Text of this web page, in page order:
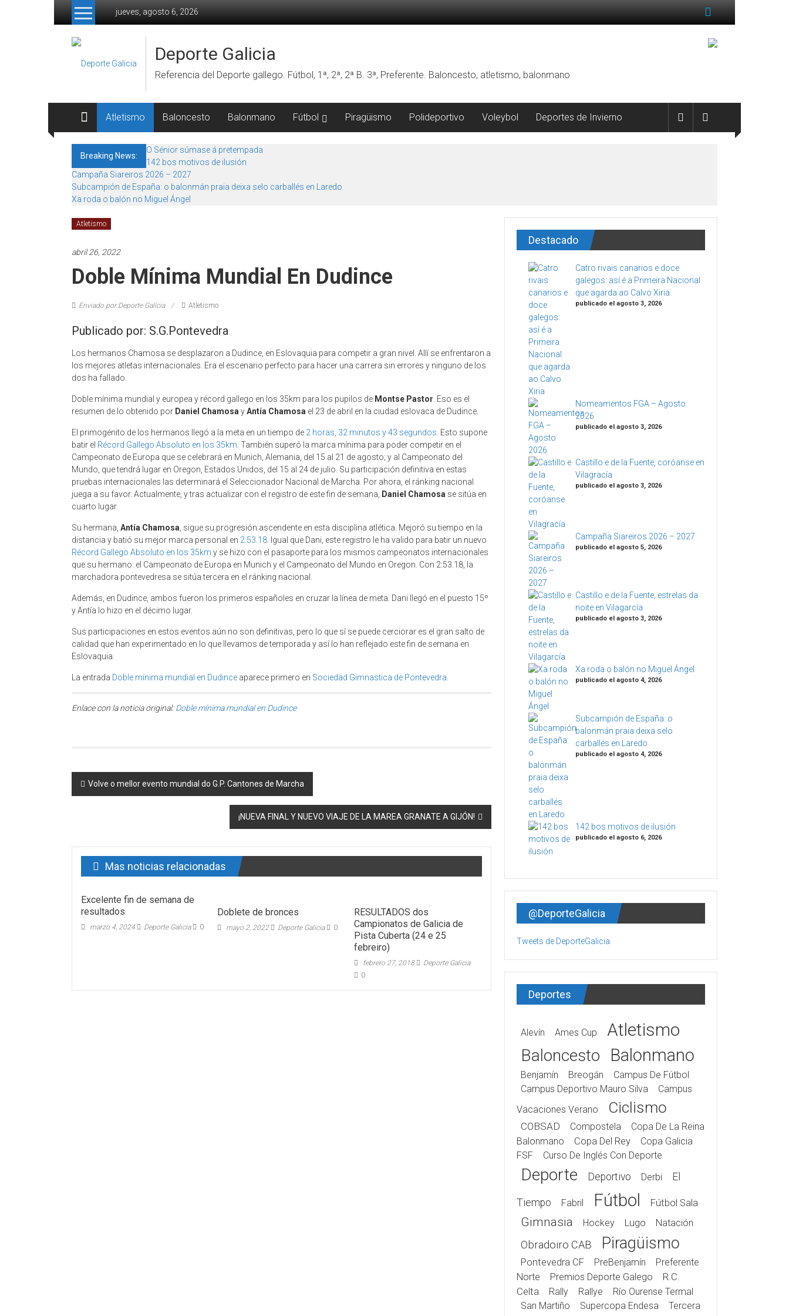
Skip to content
jueves, agosto 6, 2026
Deporte Galicia
Referencia del Deporte gallego. Fútbol, 1ª, 2ª, 2ª B. 3ª, Preferente. Baloncesto, atletismo, balonmano
Atletismo Baloncesto Balonmano Fútbol Piragüismo Polideportivo Voleybol Deportes de Invierno
Breaking News:
O Sénior súmase á pretempada
142 bos motivos de ilusión
Campaña Siareiros 2026 – 2027
Subcampión de España: o balonmán praia deixa selo carballés en Laredo
Xa roda o balón no Miguel Ángel
Atletismo
abril 26, 2022
Doble Mínima Mundial En Dudince
Enviado por:Deporte Galicia Atletismo
Publicado por: S.G.Pontevedra
Los hermanos Chamosa se desplazaron a Dudince, en Eslovaquia para competir a gran nivel. Allí se enfrentaron a
los mejores atletas internacionales. Era el escenario perfecto para hacer una carrera sin errores y ninguno de los
dos ha fallado.
Doble mínima mundial y europea y récord gallego en los 35km para los pupilos de Montse Pastor . Eso es el
resumen de lo obtenido por Daniel Chamosa yAntía Chamosa el 23 de abril en la ciudad eslovaca de Dudince.
El primogénito de los hermanos llegó a la meta en un tiempo de 2 horas, 32 minutos y 43 segundos . Esto supone
batir el Récord Gallego Absoluto en los 35km . También superó la marca mínima para poder competir en el
Campeonato de Europa que se celebrará en Munich, Alemania, del 15 al 21 de agosto; y al Campeonato del
Mundo, que tendrá lugar en Oregon, Estados Unidos, del 15 al 24 de julio. Su participación definitiva en estas
pruebas internacionales las determinará el Seleccionador Nacional de Marcha. Por ahora, el ránking nacional
juega a su favor. Actualmente, y tras actualizar con el registro de este fin de semana,
Daniel Chamosa se sitúa en
cuarto lugar.
Su hermana, Antía Chamosa , sigue su progresión ascendente en esta disciplina atlética. Mejoró su tiempo en la
distancia y batió su mejor marca personal en 2:53.18 . Igual que Dani, este registro le ha valido para batir un nuevo
Récord Gallego Absoluto en los 35km y se hizo con el pasaporte para los mismos campeonatos internacionales
que su hermano: el Campeonato de Europa en Munich y el Campeonato del Mundo en Oregon. Con 2:53.18, la
marchadora pontevedresa se sitúa tercera en el ránking nacional.
Además, en Dudince, ambos fueron los primeros españoles en cruzar la línea de meta. Dani llegó en el puesto 15º
y Antía lo hizo en el décimo lugar.
Sus participaciones en estos eventos aún no son definitivas, pero lo que sí se puede cerciorar es el gran salto de
calidad que han experimentado en lo que llevamos de temporada y así lo han reflejado este fin de semana en
Eslovaquia.
La entrada Doble mínima mundial en Dudince aparece primero en Sociedad Gimnastica de Pontevedra
Enlace con la noticia original:Doble mínima mundial en Dudince
Post navigation
Volve o mellor evento mundial do G.P. Cantones de Marcha
¡NUEVA FINAL Y NUEVO VIAJE DE LA MAREA GRANATE A GIJÓN!
Mas noticias relacionadas
Excelente fin de semana de
resultados
marzo 4, 2024 Deporte Galicia 0
Doblete de bronces
mayo 2, 2022 Deporte Galicia 0
RESULTADOS dos
Campionatos de Galicia de
Pista Cuberta (24 e 25
febreiro)
febrero 27, 2018
Deporte Galicia
0
Destacado
Catro rivais canarios e doce
galegos: así é a Primeira Nacional
que agarda ao Calvo Xiria
publicado el agosto 3, 2026
Nomeamentos FGA – Agosto
2026
publicado el agosto 3, 2026
Castillo e de la Fuente, coróanse en
Vilagracía
publicado el agosto 3, 2026
Campaña Siareiros 2026 – 2027
publicado el agosto 5, 2026
Castillo e de la Fuente, estrelas da
noite en Vilagarcía
publicado el agosto 3, 2026
Xa roda o balón no Miguel Ángel
publicado el agosto 4, 2026
Subcampión de España: o
balonmán praia deixa selo
carballés en Laredo
publicado el agosto 4, 2026
142 bos motivos de ilusión
publicado el agosto 6, 2026
@DeporteGalicia
Tweets de DeporteGalicia
Deportes
Alevín Ames Cup Atletismo
Baloncesto Balonmano
Benjamín Breogán
Campus De Fútbol
Campus Deportivo Mauro Silva
Campus
Vacaciones Verano
Ciclismo
COBSAD Compostela
Copa De La Reina
Balonmano
Copa Del Rey
Copa Galicia
FSF
Curso De Inglés Con Deporte
Deporte Deportivo Derbi El
Tiempo Fabril Fútbol Fútbol Sala
Gimnasia Hockey Lugo Natación
Obradoiro CAB Piragüismo
Pontevedra CF PreBenjamín
Preferente
Norte
Premios Deporte Galego
R.C.
Celta
Rally Rallye
Río Ourense Termal
San Martiño
Supercopa Endesa
Tercera